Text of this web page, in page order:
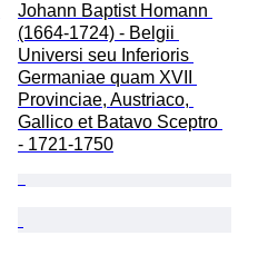
Johann Baptist Homann
(1664-1724) - Belgii
Universi seu Inferioris
Germaniae quam XVII
Provinciae, Austriaco,
Gallico et Batavo Sceptro
- 1721-1750